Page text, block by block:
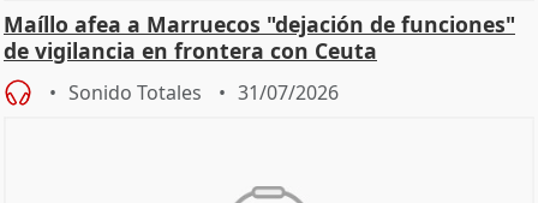
Maíllo afea a Marruecos "dejación de funciones"
de vigilancia en frontera con Ceuta
Sonido Totales 31/07/2026